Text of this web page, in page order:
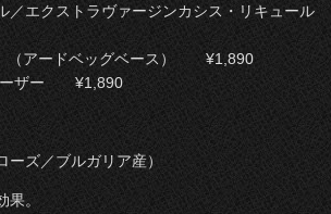
エクストラヴァージンカシス・リキュール
（アードベッグベース） ¥1,890
ーザー ¥1,890
ズ／ブルガリア産）
果。